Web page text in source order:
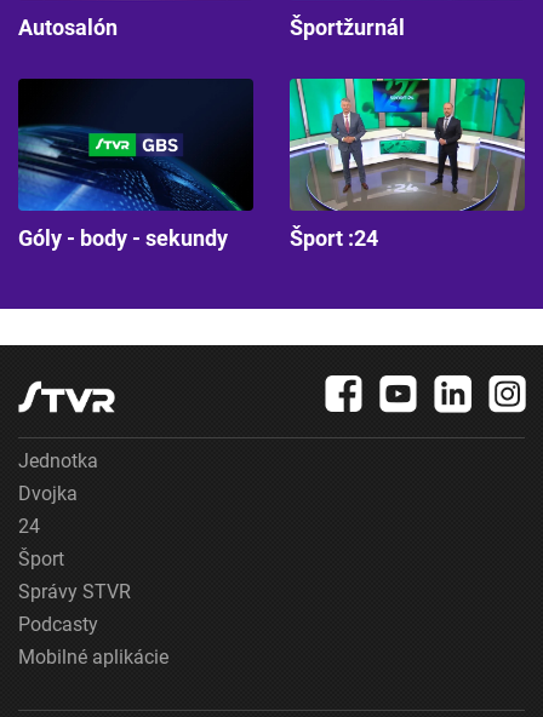
Autosalón Športžurnál
Góly - body - sekundy Šport :24
Jednotka
Dvojka
24
Šport
Správy STVR
Podcasty
Mobilné aplikácie